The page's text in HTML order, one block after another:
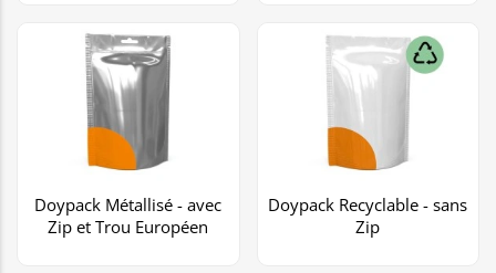
Doypack Métallisé - avec
Zip et Trou Européen
Doypack Recyclable - sans
Zip